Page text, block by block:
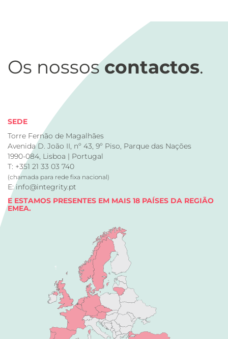
Os nossoscontactos.
SEDE
Torre Fernão de Magalhães
Avenida D. João II, nº 43, 9º Piso, Parque das Nações
1990-084, Lisboa | Portugal
T: +351 21 33 03 740
(chamada para rede fixa nacional)
E: info@integrity.pt
E ESTAMOS PRESENTES EM MAIS 18 PAÍSES DA REGIÃO
EMEA.